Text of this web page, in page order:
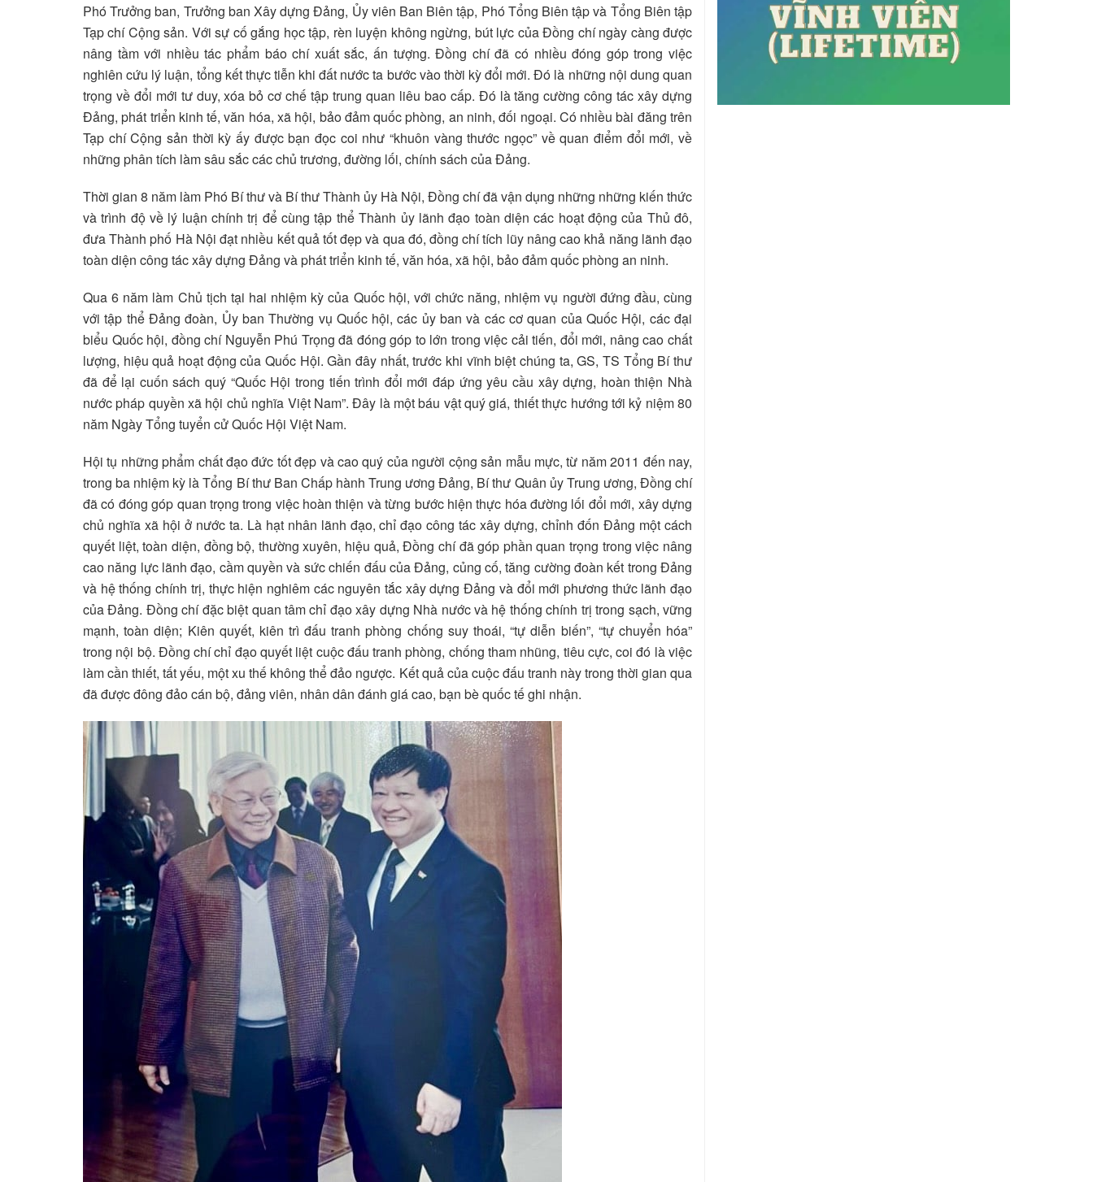
Phó Trưởng ban, Trưởng ban Xây dựng Đảng, Ủy viên Ban Biên tập, Phó Tổng Biên tập và Tổng Biên tập
Tạp chí Cộng sản. Với sự cố gắng học tập, rèn luyện không ngừng, bút lực của Đồng chí ngày càng được
nâng tầm với nhiều tác phẩm báo chí xuất sắc, ấn tượng. Đồng chí đã có nhiều đóng góp trong việc
nghiên cứu lý luận, tổng kết thực tiễn khi đất nước ta bước vào thời kỳ đổi mới. Đó là những nội dung quan
trọng về đổi mới tư duy, xóa bỏ cơ chế tập trung quan liêu bao cấp. Đó là tăng cường công tác xây dựng
Đảng, phát triển kinh tế, văn hóa, xã hội, bảo đảm quốc phòng, an ninh, đối ngoại. Có nhiều bài đăng trên
Tạp chí Cộng sản thời kỳ ấy được bạn đọc coi như “khuôn vàng thước ngọc” về quan điểm đổi mới, về
những phân tích làm sâu sắc các chủ trương, đường lối, chính sách của Đảng.
Thời gian 8 năm làm Phó Bí thư và Bí thư Thành ủy Hà Nội, Đồng chí đã vận dụng những những kiến thức
và trình độ về lý luận chính trị để cùng tập thể Thành ủy lãnh đạo toàn diện các hoạt động của Thủ đô,
đưa Thành phố Hà Nội đạt nhiều kết quả tốt đẹp và qua đó, đồng chí tích lũy nâng cao khả năng lãnh đạo
toàn diện công tác xây dựng Đảng và phát triển kinh tế, văn hóa, xã hội, bảo đảm quốc phòng an ninh.
Qua 6 năm làm Chủ tịch tại hai nhiệm kỳ của Quốc hội, với chức năng, nhiệm vụ người đứng đầu, cùng
với tập thể Đảng đoàn, Ủy ban Thường vụ Quốc hội, các ủy ban và các cơ quan của Quốc Hội, các đại
biểu Quốc hội, đồng chí Nguyễn Phú Trọng đã đóng góp to lớn trong việc cải tiến, đổi mới, nâng cao chất
lượng, hiệu quả hoạt động của Quốc Hội. Gần đây nhất, trước khi vĩnh biệt chúng ta, GS, TS Tổng Bí thư
đã để lại cuốn sách quý “Quốc Hội trong tiến trình đổi mới đáp ứng yêu cầu xây dựng, hoàn thiện Nhà
nước pháp quyền xã hội chủ nghĩa Việt Nam”. Đây là một báu vật quý giá, thiết thực hướng tới kỷ niệm 80
năm Ngày Tổng tuyển cử Quốc Hội Việt Nam.
Hội tụ những phẩm chất đạo đức tốt đẹp và cao quý của người cộng sản mẫu mực, từ năm 2011 đến nay,
trong ba nhiệm kỳ là Tổng Bí thư Ban Chấp hành Trung ương Đảng, Bí thư Quân ủy Trung ương, Đồng chí
đã có đóng góp quan trọng trong việc hoàn thiện và từng bước hiện thực hóa đường lối đổi mới, xây dựng
chủ nghĩa xã hội ở nước ta. Là hạt nhân lãnh đạo, chỉ đạo công tác xây dựng, chỉnh đốn Đảng một cách
quyết liệt, toàn diện, đồng bộ, thường xuyên, hiệu quả, Đồng chí đã góp phần quan trọng trong việc nâng
cao năng lực lãnh đạo, cầm quyền và sức chiến đấu của Đảng, củng cố, tăng cường đoàn kết trong Đảng
và hệ thống chính trị, thực hiện nghiêm các nguyên tắc xây dựng Đảng và đổi mới phương thức lãnh đạo
của Đảng. Đồng chí đặc biệt quan tâm chỉ đạo xây dựng Nhà nước và hệ thống chính trị trong sạch, vững
mạnh, toàn diện; Kiên quyết, kiên trì đấu tranh phòng chống suy thoái, “tự diễn biến”, “tự chuyển hóa”
trong nội bộ. Đồng chí chỉ đạo quyết liệt cuộc đấu tranh phòng, chống tham nhũng, tiêu cực, coi đó là việc
làm cần thiết, tất yếu, một xu thế không thể đảo ngược. Kết quả của cuộc đấu tranh này trong thời gian qua
đã được đông đảo cán bộ, đảng viên, nhân dân đánh giá cao, bạn bè quốc tế ghi nhận.